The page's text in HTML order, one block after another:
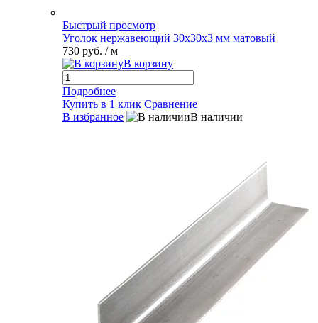
Быстрый просмотр
Уголок нержавеющий 30х30х3 мм матовый
730 руб. / м
В корзину
Подробнее
Купить в 1 клик Сравнение
В избранное
В наличии